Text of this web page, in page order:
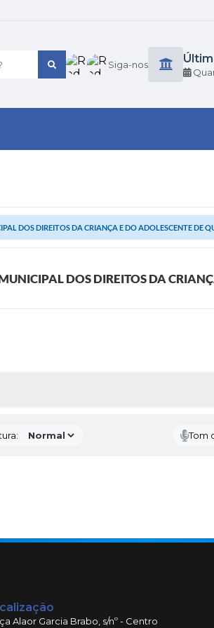
Siga-nos
DOS DIREITOS DA CRIANÇA E DO ADOLESCENTE DE
DOS DIREITOS DA
Tom
Alaor Garcia Brabo, s/nº - Centro